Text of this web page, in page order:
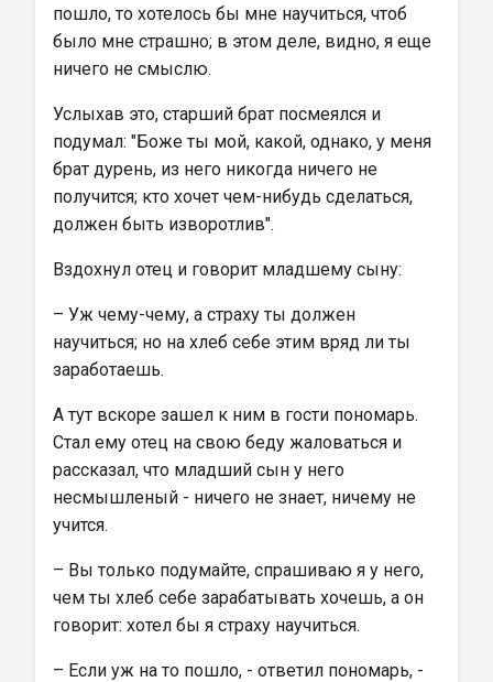
пошло, то хотелось бы мне научиться, чтоб
было мне страшно; в этом деле, видно, я еще
ничего не смыслю.
Услыхав это, старший брат посмеялся и
подумал: "Боже ты мой, какой, однако, у меня
брат дурень, из него никогда ничего не
получится; кто хочет чем-нибудь сделаться,
должен быть изворотлив".
Вздохнул отец и говорит младшему сыну:
– Уж чему-чему, а страху ты должен
научиться; но на хлеб себе этим вряд ли ты
заработаешь.
А тут вскоре зашел к ним в гости пономарь.
Стал ему отец на свою беду жаловаться и
рассказал, что младший сын у него
несмышленый - ничего не знает, ничему не
учится.
– Вы только подумайте, спрашиваю я у него,
чем ты хлеб себе зарабатывать хочешь, а он
говорит: хотел бы я страху научиться.
– Если уж на то пошло, - ответил пономарь, -